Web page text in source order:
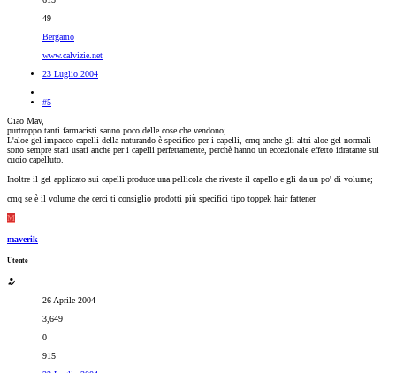
49
Bergamo
www.calvizie.net
23 Luglio 2004
#5
Ciao Mav,
purtroppo tanti farmacisti sanno poco delle cose che vendono;
L'aloe gel impacco capelli della naturando è specifico per i capelli, cmq anche gli altri aloe gel normali
sono sempre stati usati anche per i capelli perfettamente, perchè hanno un eccezionale effetto idratante sul
cuoio capelluto.
Inoltre il gel applicato sui capelli produce una pellicola che riveste il capello e gli da un po' di volume;
cmq se è il volume che cerci ti consiglio prodotti più specifici tipo toppek hair fattener
M
maverik
Utente
26 Aprile 2004
3,649
0
915